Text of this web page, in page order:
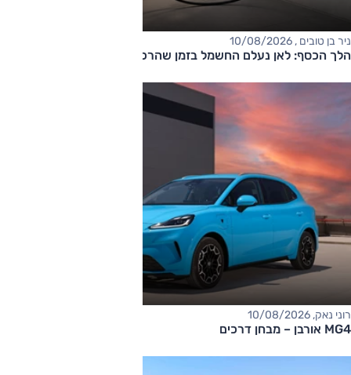
ניר בן טובים , 10/08/2026
הלך הכסף: לאן נעלם החשמל בזמן שהרכב מחובר לשקע?
רוני נאק, 10/08/2026
MG4 אורבן – מבחן דרכים